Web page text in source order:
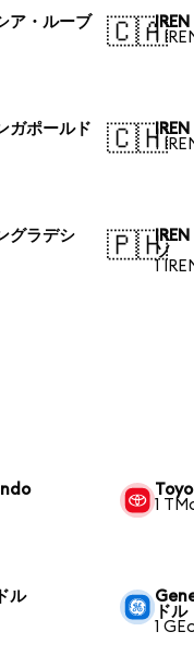
ア・ルーブ
🇨🇦
1
ガポールド
🇨🇭
1
グラデシ
🇵🇭
ソ
1
1
ル
ドル
1